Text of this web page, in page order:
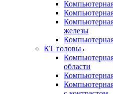
железы
КТ головы
области